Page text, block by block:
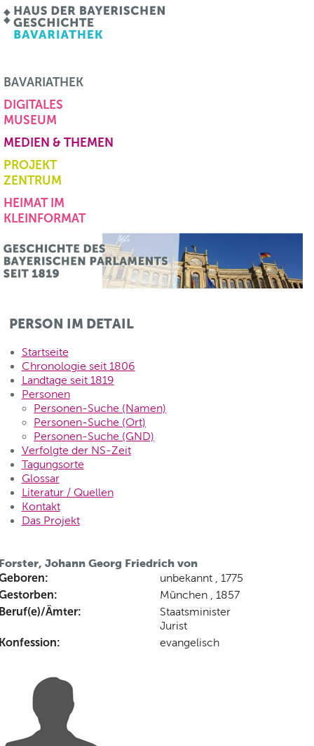
BAVARIATHEK
DIGITALES
MUSEUM
MEDIEN & THEMEN
PROJEKT
ZENTRUM
HEIMAT IM
KLEINFORMAT
PERSON IM DETAIL
Startseite
Chronologie seit 1806
Landtage seit 1819
Personen
Personen-Suche (Namen)
Personen-Suche (Ort)
Personen-Suche (GND)
Verfolgte der NS-Zeit
Tagungsorte
Glossar
Literatur / Quellen
Kontakt
Das Projekt
Johann Georg Friedrich von
unbekannt , 1775
München , 1857
Ämter:
Staatsminister
Jurist
evangelisch